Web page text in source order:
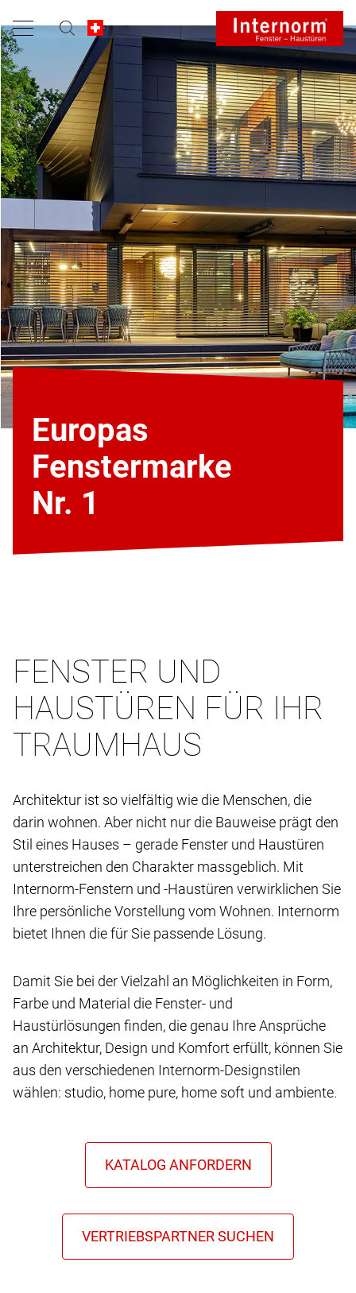
Europas
Fenstermarke
Nr. 1
FENSTER UND
HAUSTÜREN FÜR IHR
TRAUMHAUS
Architektur ist so vielfältig wie die Menschen, die
darin wohnen. Aber nicht nur die Bauweise prägt den
Stil eines Hauses – gerade Fenster und Haustüren
unterstreichen den Charakter massgeblich. Mit
Internorm-Fenstern und -Haustüren verwirklichen Sie
Ihre persönliche Vorstellung vom Wohnen. Internorm
bietet Ihnen die für Sie passende Lösung.
Damit Sie bei der Vielzahl an Möglichkeiten in Form,
Farbe und Material die Fenster- und
Haustürlösungen finden, die genau Ihre Ansprüche
an Architektur, Design und Komfort erfüllt, können Sie
aus den verschiedenen Internorm-Designstilen
wählen: studio, home pure, home soft und ambiente.